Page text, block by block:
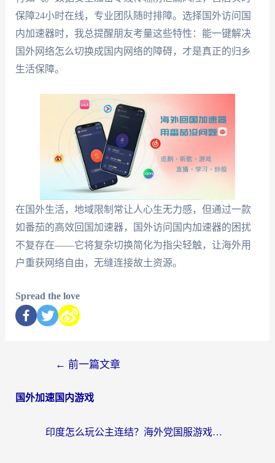
保障24小时在线，专业团队随时排障。选择国外访问国
内加速器时，我总提醒朋友考量这些特性：能一键解决
国外网络怎么切换成国内网络的障碍，才是真正的归乡
生活保障。
在国外生活，地域限制常让人心生无力感，但通过一款
如番茄的高效回国加速器，国外访问国内加速器的困扰
不复存在——它将复杂切换简化为指尖轻触，让海外用
户重获网络自由，无缝连接故土资源。
Spread the love
← 前一篇文章
国外加速国内游戏
印度怎么玩公主连结？海外党国服游戏加速终极指南（附仙境传说RO重生细胞优化技巧）